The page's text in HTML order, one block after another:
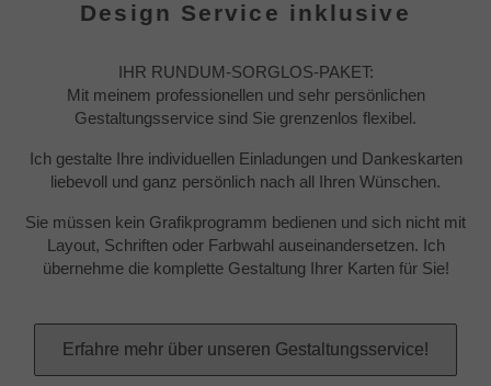
Design Service inklusive
IHR RUNDUM-SORGLOS-PAKET:
Mit meinem professionellen und sehr persönlichen
Gestaltungsservice sind Sie grenzenlos flexibel.
Ich gestalte Ihre individuellen Einladungen und Dankeskarten
liebevoll und ganz persönlich nach all Ihren Wünschen.
Sie müssen kein Grafikprogramm bedienen und sich nicht mit
Layout, Schriften oder Farbwahl auseinandersetzen. Ich
übernehme die komplette Gestaltung Ihrer Karten für Sie!
Erfahre mehr über unseren Gestaltungsservice!